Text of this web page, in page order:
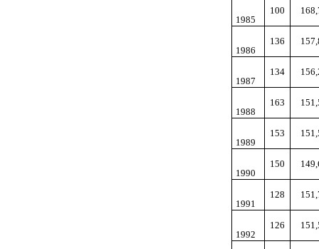
1985
100
1986
136
1987
134
1988
163
1989
153
1990
150
1991
128
1992
126